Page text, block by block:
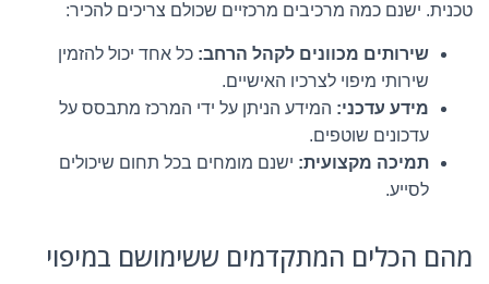
טכנית. ישנם כמה מרכיבים מרכזיים שכולם צריכים להכיר:
שירותים מכוונים לקהל הרחב: כל אחד יכול להזמין
שירותי מיפוי לצרכיו האישיים.
מידע עדכני: המידע הניתן על ידי המרכז מתבסס על
עדכונים שוטפים.
תמיכה מקצועית: ישנם מומחים בכל תחום שיכולים
לסייע.
מהם הכלים המתקדמים ששימושם במיפוי